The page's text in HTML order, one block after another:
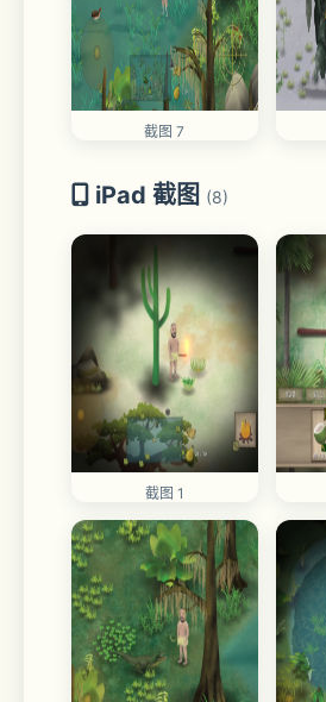
截图 7
iPad 截图 (8)
截图 1